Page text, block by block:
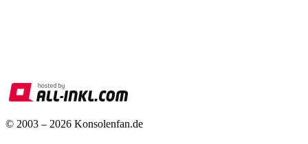
© 2003 – 2026 Konsolenfan.de